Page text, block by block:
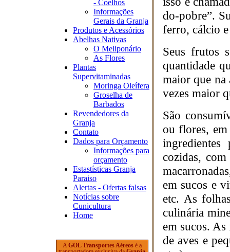
- Coelhos
Informações
Gerais da Granja
Produtos e Acessórios
Abelhas Nativas
O Meliponário
As Flores
Plantas
Supervitaminadas
Moringa Oleífera
Groselha de
Barbados
Revendedores da
Granja
Contato
Dados para Orçamento
Informações para
orçamento
Estastísticas Granja
Paraiso
Alertas - Ofertas falsas
Notícias sobre
Cunicultura
Home
A GOL Transportes Aéreos é a
do-pobre”.
ferro, cálcio
Seus frutos
quantidade
maior que na
vezes maior
São
ou flores, em
cozidas,
em sucos e
etc. As
culinária
em sucos.
de aves e